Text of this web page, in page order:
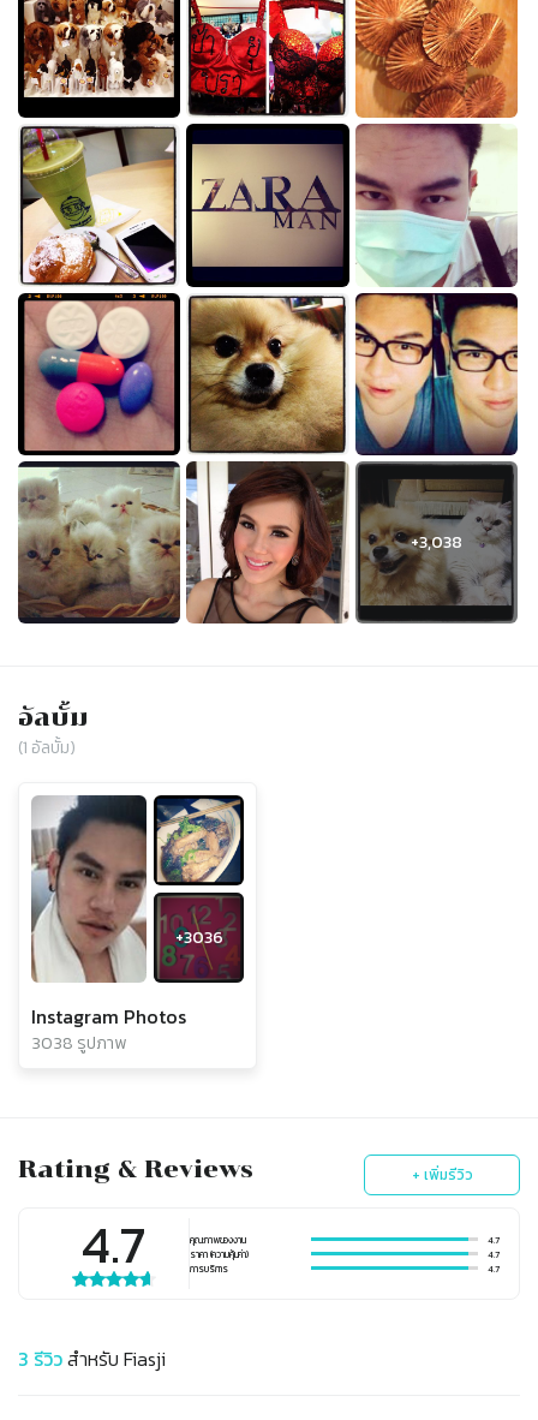
อัลบั้ม
(1 อัลบั้ม)
+3036
Instagram Photos
3038 รูปภาพ
Rating & Reviews + เพิ่มรีวิว
4.7 คุณภาพของงาน
4.7
ราคา (ความคุ้มค่า)
4.7
การบริการ
4.7
3 รีวิวสำหรับ Fiasji